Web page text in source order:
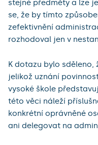
stejné předměty a lze
se, že by tímto
zefektivnění
rozhodoval jen v
K dotazu bylo sděleno,
jelikož uznání
vysoké škole
této věci náleží
konkrétní oprávněné
ani delegovat na